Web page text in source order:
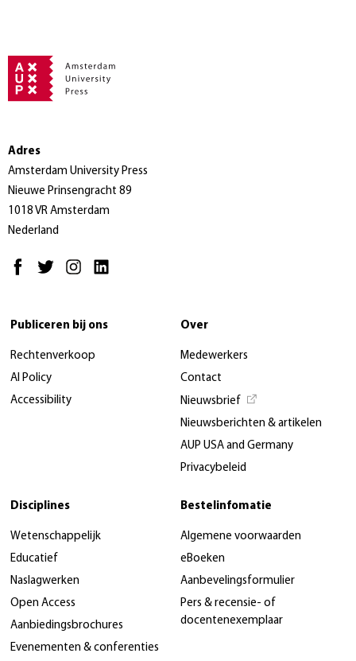
Adres
Amsterdam University Press
Nieuwe Prinsengracht 89
1018 VR Amsterdam
Nederland
Publiceren bij ons
Rechtenverkoop
AI Policy
Accessibility
Over
Medewerkers
Contact
Nieuwsbrief
Nieuwsberichten & artikelen
AUP USA and Germany
Privacybeleid
Disciplines
Wetenschappelijk
Educatief
Naslagwerken
Open Access
Aanbiedingsbrochures
Evenementen & conferenties
Bestelinfomatie
Algemene voorwaarden
eBoeken
Aanbevelingsformulier
Pers & recensie- of
docentenexemplaar